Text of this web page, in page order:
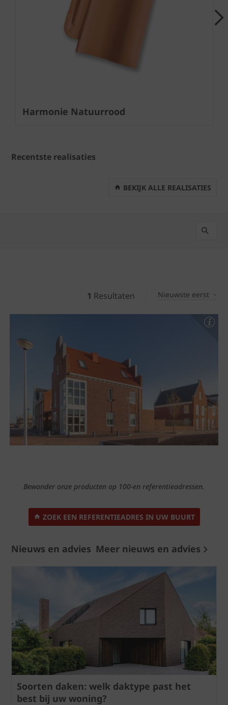
Harmonie Natuurrood
Recentste realisaties
BEKIJK ALLE REALISATIES
1 Resultaten Nieuwste eerst
Bewonder onze producten op 100-en referentieadressen.
ZOEK EEN REFERENTIEADRES IN UW BUURT
Nieuws en advies Meer nieuws en advies
Soorten daken: welk daktype past het
best bij uw woning?